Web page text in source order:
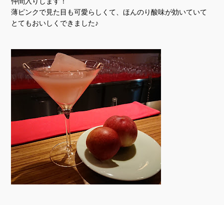
薄ピンクで見た目も可愛らしくて、ほんのり酸味が効いていて
とてもおいしくできました♪